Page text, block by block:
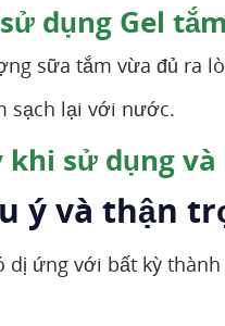
dụng Gel
sữa tắm vừa đủ ra
sạch lại với nước.
sử dụng và
ý và thận
dị ứng với bất kỳ